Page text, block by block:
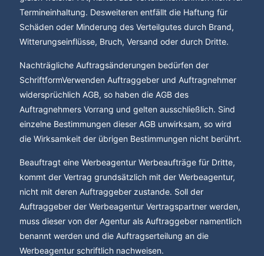
Termineinhaltung. Desweiteren entfällt die Haftung für
Schäden oder Minderung des Verteilgutes durch Brand,
Witterungseinflüsse, Bruch, Versand oder durch Dritte.
Nachträgliche Auftragsänderungen bedürfen der
SchriftformVerwenden Auftraggeber und Auftragnehmer
widersprüchlich AGB, so haben die AGB des
Auftragnehmers Vorrang und gelten ausschließlich. Sind
einzelne Bestimmungen dieser AGB unwirksam, so wird
die Wirksamkeit der übrigen Bestimmungen nicht berührt.
Beauftragt eine Werbeagentur Werbeaufträge für Dritte,
kommt der Vertrag grundsätzlich mit der Werbeagentur,
nicht mit deren Auftraggeber zustande. Soll der
Auftraggeber der Werbeagentur Vertragspartner werden,
muss dieser von der Agentur als Auftraggeber namentlich
benannt werden und die Auftragserteilung an die
Werbeagentur schriftlich nachweisen.